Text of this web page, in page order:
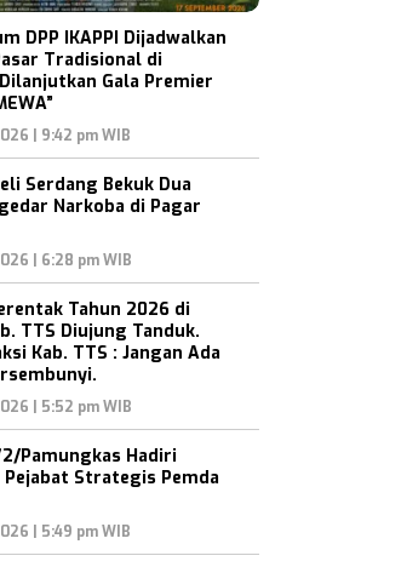
DPP IKAPPI Dijadwalkan
Tradisional di
Gala Premier
| 9:42 pm WIB
Serdang Bekuk Dua
Narkoba di Pagar
| 6:28 pm WIB
Tahun 2026 di
TTS Diujung Tanduk.
Kab. TTS : Jangan Ada
| 5:52 pm WIB
Pamungkas Hadiri
Strategis Pemda
| 5:49 pm WIB